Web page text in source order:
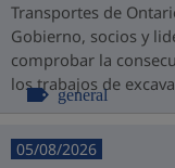
Transportes de
Gobierno, socios y
comprobar la
los trabajos de
general
05/08/2026